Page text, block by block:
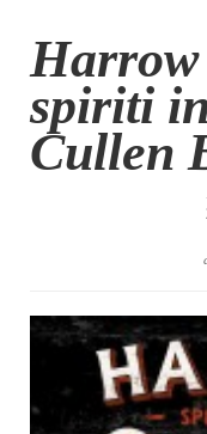
Chi siamo
Contatti
Eventi
Dicono di Noi
Rassegna Stampa
Archivio
Harrow
spiriti
Cullen